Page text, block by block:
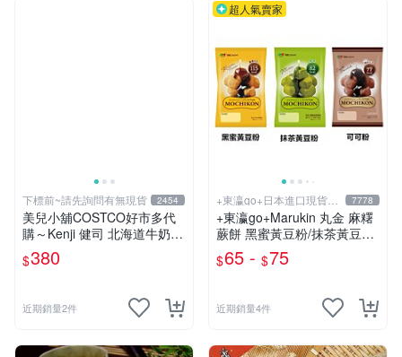
下標前~請先詢問有無現貨 2454
美兒小舖COSTCO好市多代
購～Kenji 健司 北海道牛奶年
輪蛋糕(700g/袋,共32入)
$380
近期銷量2件
超人氣賣家
+東瀛go+日本進口現貨在
台灣
7778
+東瀛go+Marukin 丸金 麻糬
蕨餅 黑蜜黃豆粉/抹茶黃豆粉/
可可粉風味 麻糬 蕨餅 日本原
裝 日本進口
$65 - $75
近期銷量4件